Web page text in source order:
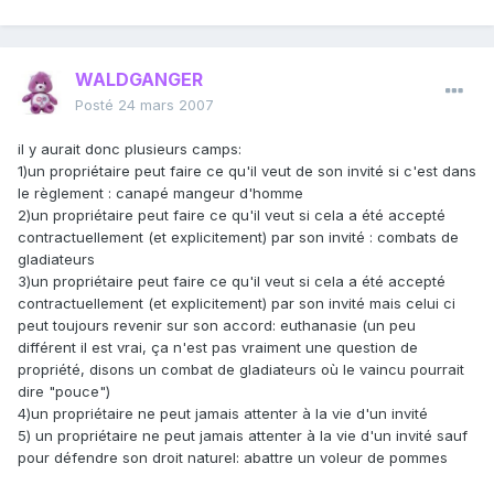
WALDGANGER
Posté 24 mars 2007
il y aurait donc plusieurs camps:
1)un propriétaire peut faire ce qu'il veut de son invité si c'est dans
le règlement : canapé mangeur d'homme
2)un propriétaire peut faire ce qu'il veut si cela a été accepté
contractuellement (et explicitement) par son invité : combats de
gladiateurs
3)un propriétaire peut faire ce qu'il veut si cela a été accepté
contractuellement (et explicitement) par son invité mais celui ci
peut toujours revenir sur son accord: euthanasie (un peu
différent il est vrai, ça n'est pas vraiment une question de
propriété, disons un combat de gladiateurs où le vaincu pourrait
dire "pouce")
4)un propriétaire ne peut jamais attenter à la vie d'un invité
5) un propriétaire ne peut jamais attenter à la vie d'un invité sauf
pour défendre son droit naturel: abattre un voleur de pommes